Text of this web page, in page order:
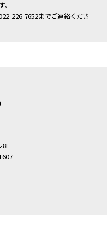
226-7652までご連絡くださ
8F